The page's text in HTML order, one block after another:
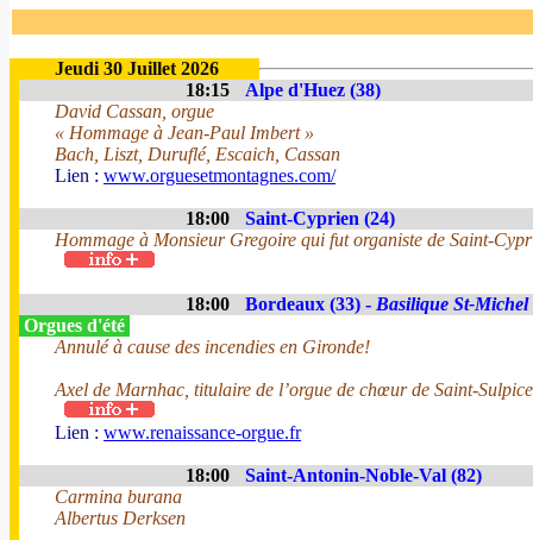
Jeudi 30 Juillet 2026
18:15
Alpe d'Huez (38)
David Cassan, orgue
« Hommage à Jean-Paul Imbert »
Bach, Liszt, Duruflé, Escaich, Cassan
Lien : www.orguesetmontagnes.com/
18:00
Saint-Cyprien (24)
Hommage à Monsieur Gregoire qui fut organiste de Saint-
18:00 Bordeaux (33) - Basilique St-Michel
Orgues d'été
Annulé à cause des incendies en Gironde!
Axel de Marnhac, titulaire de l’orgue de chœur de Saint-
Lien : www.renaissance-orgue.fr
18:00
Saint-Antonin-Noble-Val (82)
Carmina burana
Albertus Derksen